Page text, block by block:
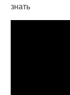
знать